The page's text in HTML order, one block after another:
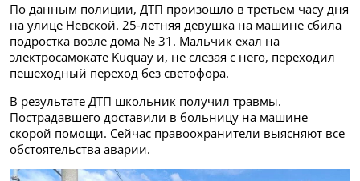
По данным полиции, ДТП произошло в третьем часу дня
на улице Невской. 25‑летняя девушка на машине сбила
подростка возле дома № 31. Мальчик ехал на
электросамокате Kuquay и, не слезая с него, переходил
пешеходный переход без светофора.
В результате ДТП школьник получил травмы.
Пострадавшего доставили в больницу на машине
скорой помощи. Сейчас правоохранители выясняют все
обстоятельства аварии.